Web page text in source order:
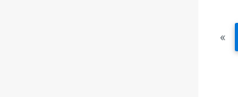
«